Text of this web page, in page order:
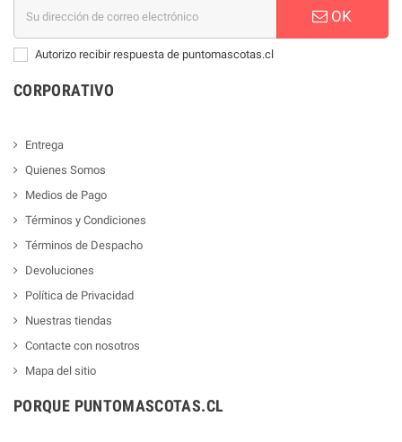
OK
Autorizo recibir respuesta de puntomascotas.cl
CORPORATIVO
Entrega
Quienes Somos
Medios de Pago
Términos y Condiciones
Términos de Despacho
Devoluciones
Política de Privacidad
Nuestras tiendas
Contacte con nosotros
Mapa del sitio
PORQUE PUNTOMASCOTAS.CL